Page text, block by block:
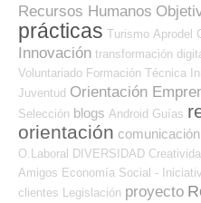
Recursos Humanos
prácticas Turismo Aprodel
Innovación transformación
Voluntariado Formación Técnica
Juventud Orientación
Selección blogs Android Guías
orientación comunicación
O.Laboral DIVERSIDAD
Amigos Economía Social -
clientes Legislación proyecto